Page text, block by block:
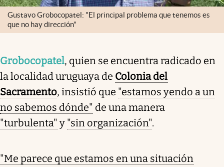
Gustavo Grobocopatel: "El principal problema que tenemos es
que no hay dirección"
Grobocopatel, quien se encuentra radicado en
la localidad uruguaya de Colonia del
Sacramento, insistió que "estamos yendo a un
no sabemos dónde" de una manera
"turbulenta" y "sin organización".
"Me parece que estamos en una situación